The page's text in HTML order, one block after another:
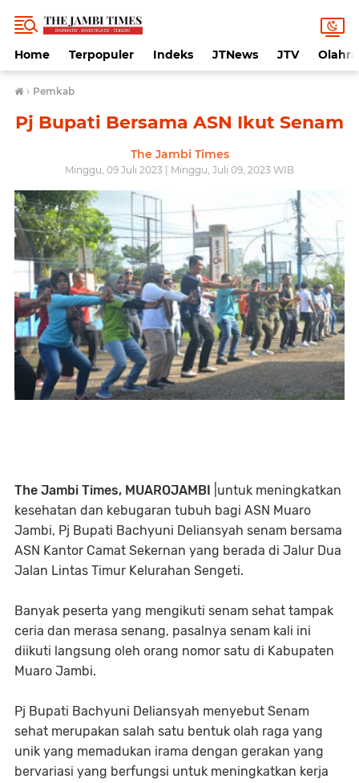
Home Terpopuler Indeks JTNews JTV
› Pemkab
Pj Bupati Bersama ASN Ikut Senam
The Jambi Times
Minggu, 09 Juli 2023 | Minggu, Juli 09, 2023 WIB
The Jambi Times, MUAROJAMBI
|untuk meningkatkan
kesehatan dan kebugaran tubuh bagi ASN Muaro
Jambi, Pj Bupati Bachyuni Deliansyah senam bersama
ASN Kantor Camat Sekernan yang berada di Jalur Dua
Jalan Lintas Timur Kelurahan Sengeti.
Banyak peserta yang mengikuti senam sehat tampak
ceria dan merasa senang, pasalnya senam kali ini
diikuti langsung oleh orang nomor satu di Kabupaten
Muaro Jambi.
Pj Bupati Bachyuni Deliansyah menyebut Senam
sehat merupakan salah satu bentuk olah raga yang
unik yang memadukan irama dengan gerakan yang
bervariasi yang berfungsi untuk meningkatkan kerja